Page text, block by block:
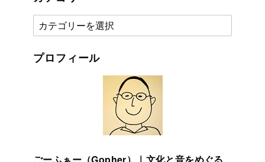
カ
テ
ゴ
プロフィール
ごーふぁー（Gopher）｜文化と音をめぐる